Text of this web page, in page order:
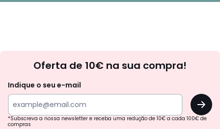
Oferta de 10€ na sua compra!
Indique o seu e-mail
OK
*Subscreva a nossa newsletter e receba uma redução de 10€ a cada 100€ de
compras